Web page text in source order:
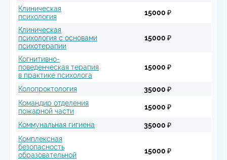
Клиническая
психология
15000 ₽
Клиническая
психология с основами
психотерапии
15000 ₽
Когнитивно-
поведенческая терапия
в практике психолога
15000 ₽
Колопроктология
35000 ₽
Командир отделения
пожарной части
15000 ₽
Коммунальная гигиена
35000 ₽
Комплексная
безопасность
образовательной
15000 ₽